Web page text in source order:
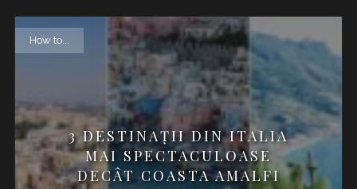
How to...
3 DESTINAȚII DIN ITALIA
MAI SPECTACULOASE
DECÂT COASTA AMALFI